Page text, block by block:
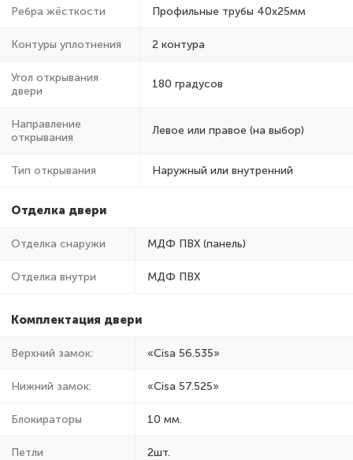
Ребра жёсткости Профильные трубы 40х25мм
Контуры уплотнения 2 контура
Угол открывания
двери
180 градусов
Направление
открывания
Левое или правое (на выбор)
Тип открывания Наружный или внутренний
Отделка двери
Отделка снаружи МДФ ПВХ (панель)
Отделка внутри МДФ ПВХ
Комплектация двери
Верхний замок: «Cisa 56.535»
Нижний замок: «Cisa 57.525»
Блокираторы 10 мм.
Петли 2шт.